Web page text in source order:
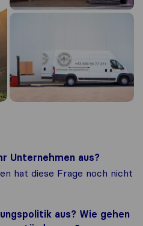
Unternehmen aus?
hat diese Frage noch nicht
aus? Wie gehen